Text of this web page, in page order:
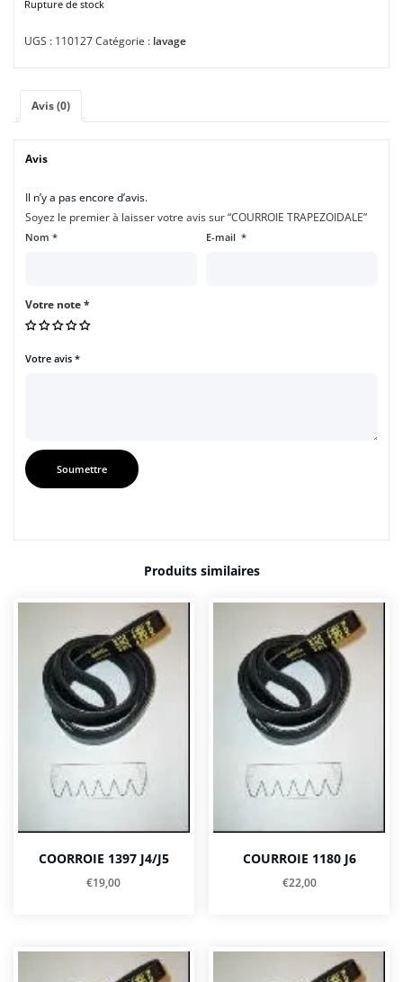
Rupture de stock
UGS : 110127Catégorie : lavage
Avis (0)
Avis
Il n’y a pas encore d’avis.
Soyez le premier à laisser votre avis sur “COURROIE TRAPEZOIDALE”
Nom * E-mail *
Votre note*
Votre avis *
Produits similaires
COORROIE 1397 J4/J5
€19,00
COURROIE 1180 J6
€22,00